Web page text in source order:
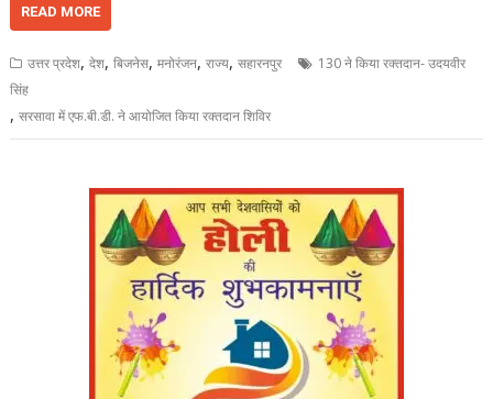
READ MORE
उत्तर प्रदेश,देश,बिजनेस,मनोरंजन,राज्य,सहारनपुर
130 ने किया रक्तदान- उदयवीर
सिंह
,सरसावा में एफ.बी.डी. ने आयोजित किया रक्तदान शिविर